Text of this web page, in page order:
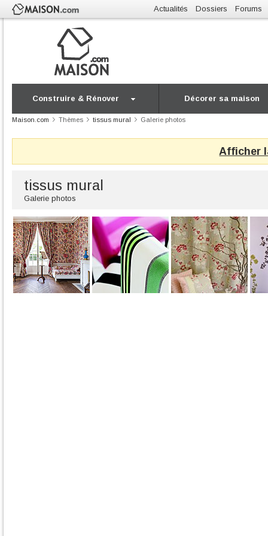
Actualités Dossiers Forums
Construire & Rénover Décorer sa maison
Maison.com Thèmes tissus mural Galerie photos
Afficher
tissus mural
Galerie photos